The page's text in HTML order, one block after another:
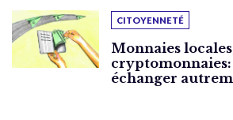
CITOYENNETÉ
Monnaies
échanger